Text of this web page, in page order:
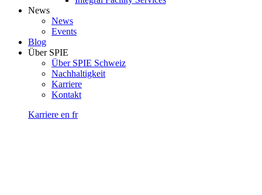
News
News
Events
Blog
Über SPIE
Über SPIE Schweiz
Nachhaltigkeit
Karriere
Kontakt
Karriere en fr